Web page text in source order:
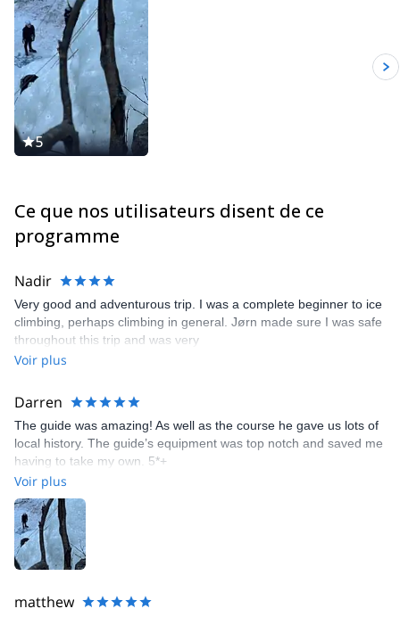
5
Ce que nos utilisateurs disent de ce
programme
Nadir
Very good and adventurous trip. I was a complete beginner to ice
climbing, perhaps climbing in general. Jørn made sure I was safe
throughout this trip and was very
Voir plus
Darren
The guide was amazing! As well as the course he gave us lots of
local history. The guide’s equipment was top notch and saved me
having to take my own. 5*+
Voir plus
matthew